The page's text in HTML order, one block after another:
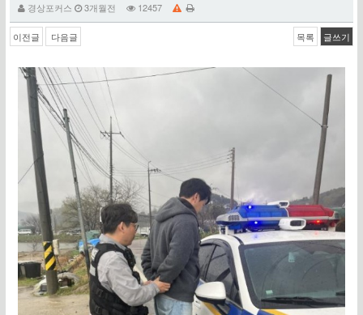
경상포커스 3개월전 12457
이전글 다음글 목록 글쓰기